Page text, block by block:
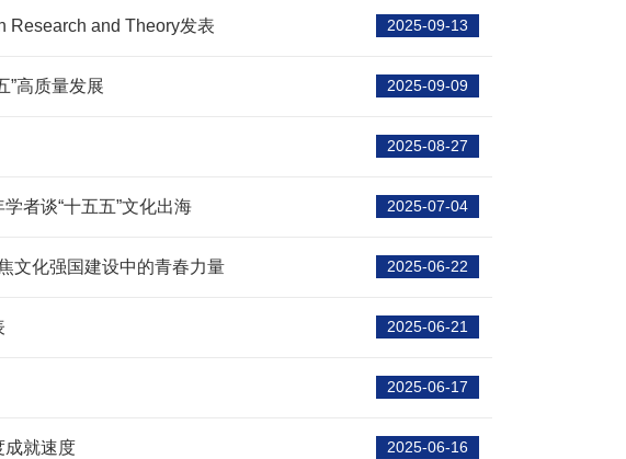
Research and Theory发表 2025-09-13
”高质量发展 2025-09-09
2025-08-27
者谈“十五五”文化出海 2025-07-04
文化强国建设中的青春力量 2025-06-22
2025-06-21
2025-06-17
成就速度 2025-06-16